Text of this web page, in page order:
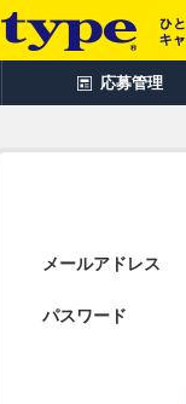
応募管理
メールアドレス
パスワード